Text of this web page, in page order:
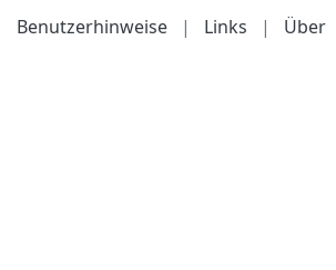
Benutzerhinweise
| Links | Über